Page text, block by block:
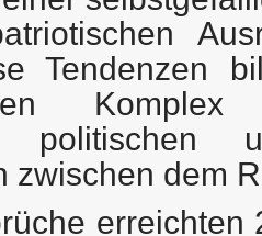
Tendenzen
Komplex
politischen
zwischen dem